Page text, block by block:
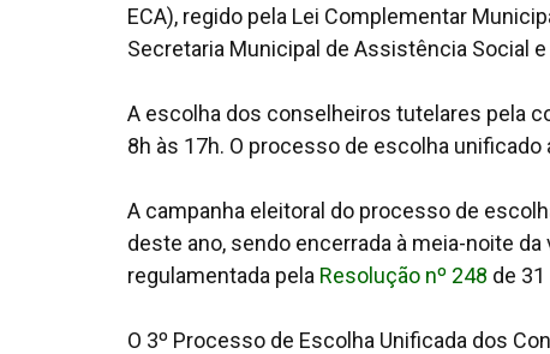
ECA), regido pela Lei Complementar
Secretaria Municipal de Assistência Social
A escolha dos conselheiros tutelares pela
8h às 17h. O processo de escolha
A campanha eleitoral do processo de
deste ano, sendo encerrada à meia-noite
regulamentada pela Resolução nº 248 de
O 3º Processo de Escolha Unificada dos